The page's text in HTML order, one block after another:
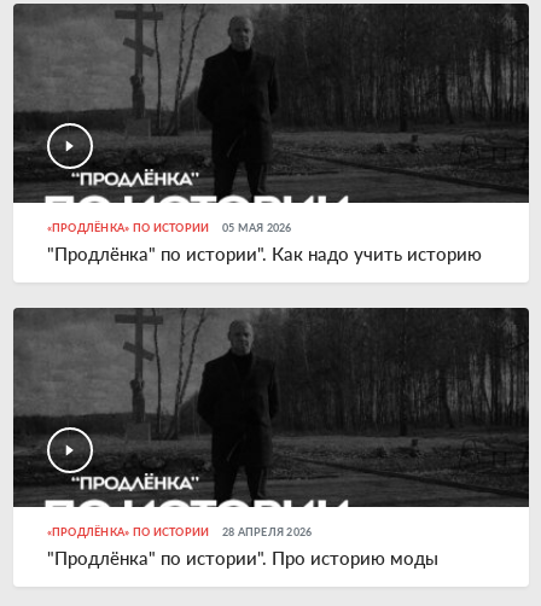
«ПРОДЛЁНКА» ПО ИСТОРИИ 05 МАЯ 2026
"Продлёнка" по истории". Как надо учить историю
«ПРОДЛЁНКА» ПО ИСТОРИИ 28 АПРЕЛЯ 2026
"Продлёнка" по истории". Про историю моды